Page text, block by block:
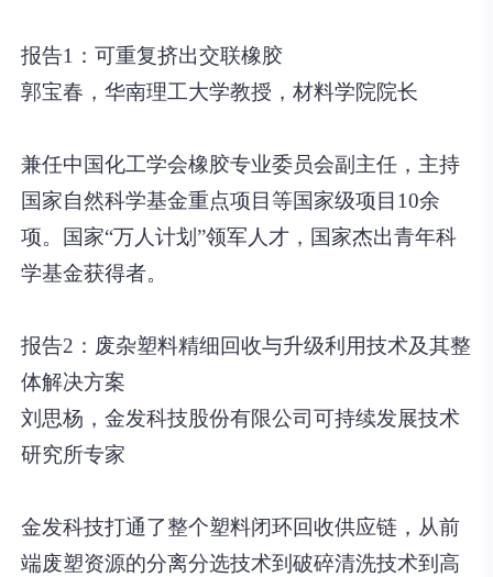
报告1：可重复挤出交联橡胶
郭宝春，华南理工大学教授，材料学院院长
兼任中国化工学会橡胶专业委员会副主任，主持
国家自然科学基金重点项目等国家级项目10余
项。国家“万人计划”领军人才，国家杰出青年科
学基金获得者。
报告2：废杂塑料精细回收与升级利用技术及其整
体解决方案
刘思杨，金发科技股份有限公司可持续发展技术
研究所专家
金发科技打通了整个塑料闭环回收供应链，从前
端废塑资源的分离分选技术到破碎清洗技术到高